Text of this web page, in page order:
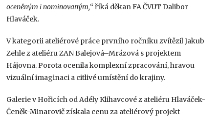
oceněným i nominovaným,“ říká děkan FA ČVUT Dalibor
Hlaváček.
V kategorii ateliérové práce prvního ročníku zvítězil Jakub
Zehle z ateliéru ZAN Balejová–Mrázová s projektem
Hájovna. Porota ocenila komplexní zpracování, hravou
vizuální imaginaci a citlivé umístění do krajiny.
Galerie v Hořicích od Adély Klihavcové z ateliéru Hlaváček-
Čeněk-Minarovič získala cenu za ateliérový projekt